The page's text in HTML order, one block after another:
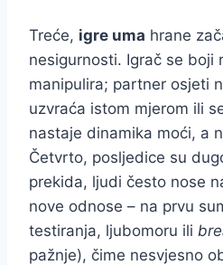
Treće, igre uma hrane
nesigurnosti. Igrač se boji
manipulira; partner osjeti
uzvraća istom mjerom ili
nastaje dinamika moći, a
Četvrto, posljedice su
prekida, ljudi često nose
nove odnose – na prvu
testiranja, ljubomoru ili
pažnje), čime nesvjesno